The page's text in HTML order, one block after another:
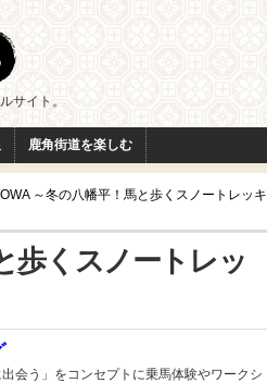
サイト。
鹿角街道を楽しむ
～冬の八幡平！馬と歩くスノートレッキ
歩くスノートレッ
会う」をコンセプトに乗馬体験やワークシ